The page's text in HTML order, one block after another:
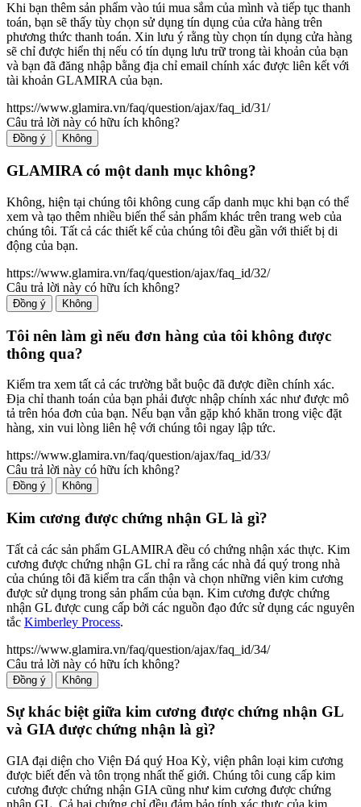
Khi bạn thêm sản phẩm vào túi mua sắm của mình và tiếp tục thanh
toán, bạn sẽ thấy tùy chọn sử dụng tín dụng của cửa hàng trên
phương thức thanh toán. Xin lưu ý rằng tùy chọn tín dụng cửa hàng
sẽ chỉ được hiển thị nếu có tín dụng lưu trữ trong tài khoản của bạn
và bạn đã đăng nhập bằng địa chỉ email chính xác được liên kết với
tài khoản GLAMIRA của bạn.
https://www.glamira.vn/faq/question/ajax/faq_id/31/
Câu trả lời này có hữu ích không?
Đồng ý Không
GLAMIRA có một danh mục không?
Không, hiện tại chúng tôi không cung cấp danh mục khi bạn có thể
xem và tạo thêm nhiều biến thể sản phẩm khác trên trang web của
chúng tôi. Tất cả các thiết kế của chúng tôi đều gần với thiết bị di
động của bạn.
https://www.glamira.vn/faq/question/ajax/faq_id/32/
Câu trả lời này có hữu ích không?
Đồng ý Không
Tôi nên làm gì nếu đơn hàng của tôi không được
thông qua?
Kiểm tra xem tất cả các trường bắt buộc đã được điền chính xác.
Địa chỉ thanh toán của bạn phải được nhập chính xác như được mô
tả trên hóa đơn của bạn. Nếu bạn vẫn gặp khó khăn trong việc đặt
hàng, xin vui lòng liên hệ với chúng tôi ngay lập tức.
https://www.glamira.vn/faq/question/ajax/faq_id/33/
Câu trả lời này có hữu ích không?
Đồng ý Không
Kim cương được chứng nhận GL là gì?
Tất cả các sản phẩm GLAMIRA đều có chứng nhận xác thực. Kim
cương được chứng nhận GL chỉ ra rằng các nhà đá quý trong nhà
của chúng tôi đã kiểm tra cẩn thận và chọn những viên kim cương
được sử dụng trong sản phẩm của bạn. Kim cương được chứng
nhận GL được cung cấp bởi các nguồn đạo đức sử dụng các nguyên
tắc Kimberley Process.
https://www.glamira.vn/faq/question/ajax/faq_id/34/
Câu trả lời này có hữu ích không?
Đồng ý Không
Sự khác biệt giữa kim cương được chứng nhận GL
và GIA được chứng nhận là gì?
GIA đại diện cho Viện Đá quý Hoa Kỳ, viện phân loại kim cương
được biết đến và tôn trọng nhất thế giới. Chúng tôi cung cấp kim
cương được chứng nhận GIA cũng như kim cương được chứng